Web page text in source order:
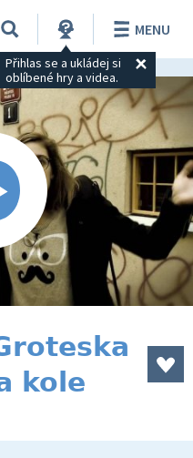
Přihlas se a ukládej si
oblíbené hry a videa.
MENU
kole